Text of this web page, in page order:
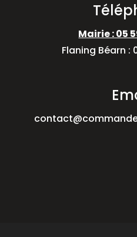
Mairie : 05
Flaning Béarn :